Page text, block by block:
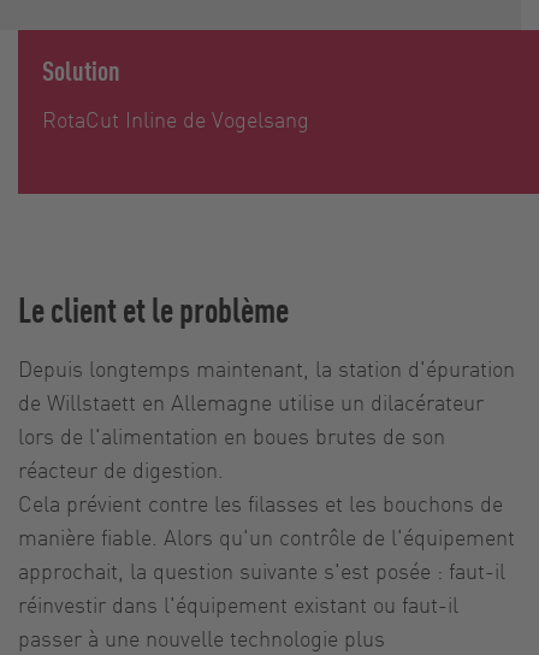
Solution
RotaCut Inline de Vogelsang
Le client et le problème
Depuis longtemps maintenant, la station d'épuration
de Willstaett en Allemagne utilise un dilacérateur
lors de l'alimentation en boues brutes de son
réacteur de digestion.
Cela prévient contre les filasses et les bouchons de
manière fiable. Alors qu'un contrôle de l'équipement
approchait, la question suivante s'est posée : faut-il
réinvestir dans l'équipement existant ou faut-il
passer à une nouvelle technologie plus